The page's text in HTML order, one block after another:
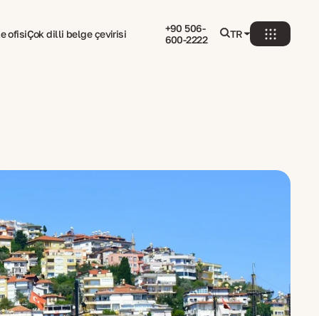
ofisiÇok dilli belge çevirisi
+90 506-
600-2222
TR